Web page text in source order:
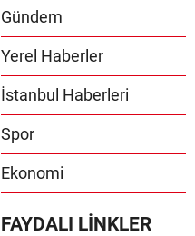
Gündem
Yerel Haberler
İstanbul Haberleri
Spor
Ekonomi
FAYDALI LİNKLER